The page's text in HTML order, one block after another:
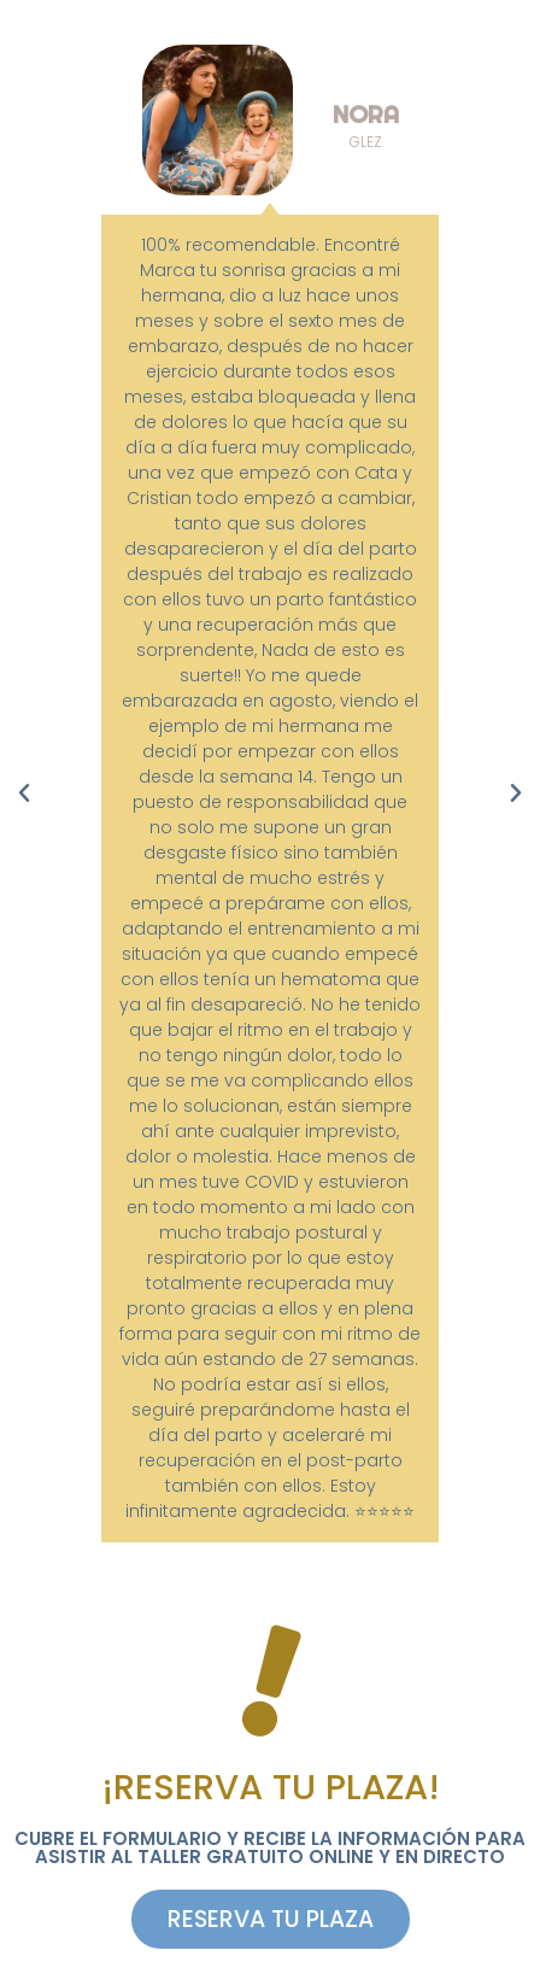
100% recomendable. Encontré
Marca tu sonrisa gracias a mi
hermana, dio a luz hace unos
meses y sobre el sexto mes de
embarazo, después de no hacer
ejercicio durante todos esos
meses, estaba bloqueada y llena
de dolores lo que hacía que su
día a día fuera muy complicado,
una vez que empezó con Cata y
Cristian todo empezó a cambiar,
tanto que sus dolores
desaparecieron y el día del parto
después del trabajo es realizado
con ellos tuvo un parto fantástico
y una recuperación más que
sorprendente, Nada de esto es
suerte!! Yo me quede
embarazada en agosto, viendo el
ejemplo de mi hermana me
decidí por empezar con ellos
desde la semana 14. Tengo un
puesto de responsabilidad que
no solo me supone un gran
desgaste físico sino también
mental de mucho estrés y
empecé a prepárame con ellos,
adaptando el entrenamiento a mi
situación ya que cuando empecé
con ellos tenía un hematoma que
ya al fin desapareció. No he tenido
que bajar el ritmo en el trabajo y
no tengo ningún dolor, todo lo
que se me va complicando ellos
me lo solucionan, están siempre
ahí ante cualquier imprevisto,
dolor o molestia. Hace menos de
un mes tuve COVID y estuvieron
en todo momento a mi lado con
mucho trabajo postural y
respiratorio por lo que estoy
totalmente recuperada muy
pronto gracias a ellos y en plena
forma para seguir con mi ritmo de
vida aún estando de 27 semanas.
No podría estar así si ellos,
seguiré preparándome hasta el
día del parto y aceleraré mi
recuperación en el post-parto
también con ellos. Estoy
infinitamente agradecida. ⭐⭐⭐⭐⭐
NORA
GLEZ
¡RESERVA TU PLAZA!
CUBRE EL FORMULARIO Y RECIBE LA INFORMACIÓN PARA
ASISTIR AL TALLER GRATUITO ONLINE Y EN DIRECTO
RESERVA TU PLAZA